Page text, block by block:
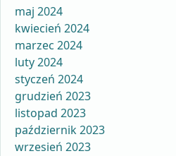
maj 2024
kwiecień 2024
marzec 2024
luty 2024
styczeń 2024
grudzień 2023
listopad 2023
październik 2023
wrzesień 2023